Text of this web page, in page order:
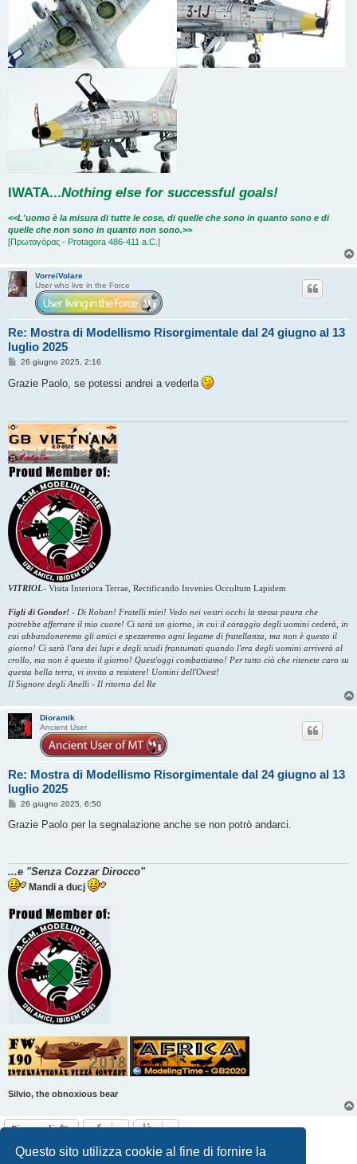
Questo sito utilizza cookie al fine di fornire la
IWATA Nothing else for successful goals!
<<L'uomo è la misura di tutte le cose, di quelle che sono in quanto sono e di
quelle che non sono in quanto non sono.>>
[Πρωταγόρας - Protagora 486-411 a.C.]
VorreiVolare
User who live in the Force
Re: Mostra di Modellismo Risorgimentale dal 24 giugno al 13
luglio 2025
M
s
s
i
o
26 giugno 2025, 2:16
Grazie Paolo, se potessi andrei a vederla
VITRIOL- Visita Interiora Terrae, Rectificando Invenies Occultum Lapidem
Figli di Gondor! - Di Rohan! Fratelli miei! Vedo nei vostri occhi la stessa paura che
potrebbe afferrare il mio cuore! Ci sarà un giorno, in cui il coraggio degli uomini cederà, in
cui abbandoneremo gli amici e spezzeremo ogni legame di fratellanza, ma non è questo il
giorno! Ci sarà l'ora dei lupi e degli scudi frantumati quando l'era degli uomini arriverà al
crollo, ma non è questo il giorno! Quest'oggi combattiamo! Per tutto ciò che ritenete caro su
questa bella terra, vi invito a resistere! Uomini dell'Ovest!
Il Signore degli Anelli - Il ritorno del Re
Dioramik
Ancient User
Re: Mostra di Modellismo Risorgimentale dal 24 giugno al 13
luglio 2025
M
s
i
o
26 giugno 2025, 6:50
Grazie Paolo per la segnalazione anche se non potrò andarci.
...e "Senza Cozzar Dirocco"
Mandi a ducj
Silvio, the obnoxious bear
Rispondi
4 messaggi • Pagina1 di1